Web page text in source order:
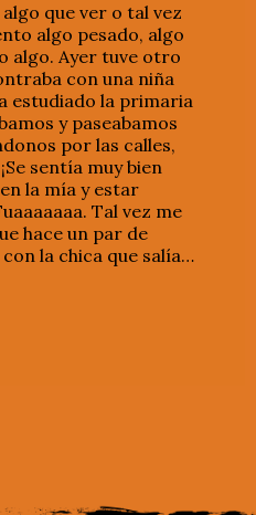
que ver o tal vez
algo pesado, algo
algo. Ayer tuve otro
con una niña
estudiado la primaria
y paseabamos
por las calles,
sentía muy bien
la mía y estar
Tal vez me
hace un par de
la chica que salía…